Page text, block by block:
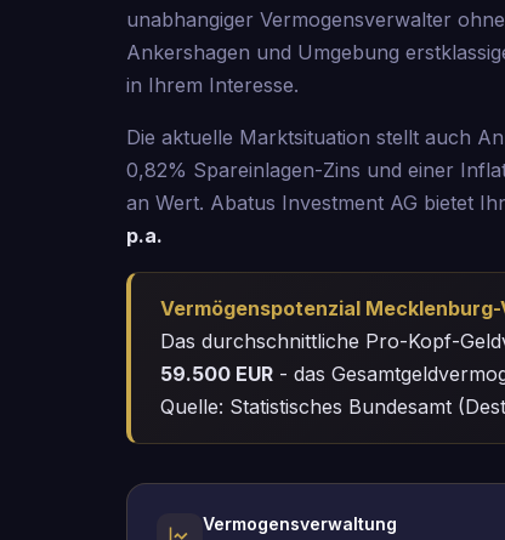
unabhangiger Vermogensverwalter
Ankershagen und Umgebung
in Ihrem Interesse.
Die aktuelle Marktsituation stellt auch
0,82% Spareinlagen-Zins und einer
an Wert. Abatus Investment AG bietet
p.a.
Vermögenspotenzial
Das durchschnittliche Pro-Kopf-
59.500 EUR - das
Quelle: Statistisches Bundesamt
Vermogensverwaltung